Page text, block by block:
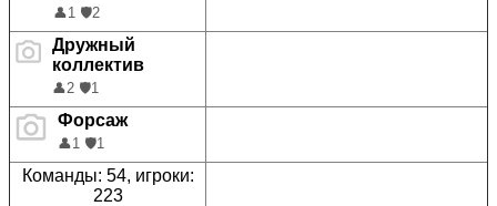
👤1 🛡️2
Дружный
коллектив
👤2 🛡️1
Форсаж
👤1 🛡️1
Команды: 54, игроки:
223